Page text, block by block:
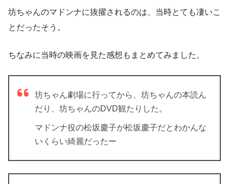
坊ちゃんのマドンナに抜擢されるのは、当時とても凄いこ
とだったそう。
ちなみに当時の映画を見た感想もまとめてみました。
坊ちゃん劇場に行ってから、坊ちゃんの本読ん
だり、坊ちゃんのDVD観たりした。
マドンナ役の松坂慶子が松坂慶子だとわかんな
いくらい綺麗だったー